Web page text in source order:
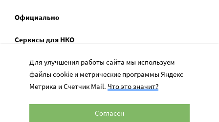
Официально
Сервисы для НКО
Спецпроекты
Социальное служение
Для улучшения работы сайта мы используем
файлы cookie и метрические программы Яндекс
Метрика и Счетчик Mail. Что это значит?
Согласен